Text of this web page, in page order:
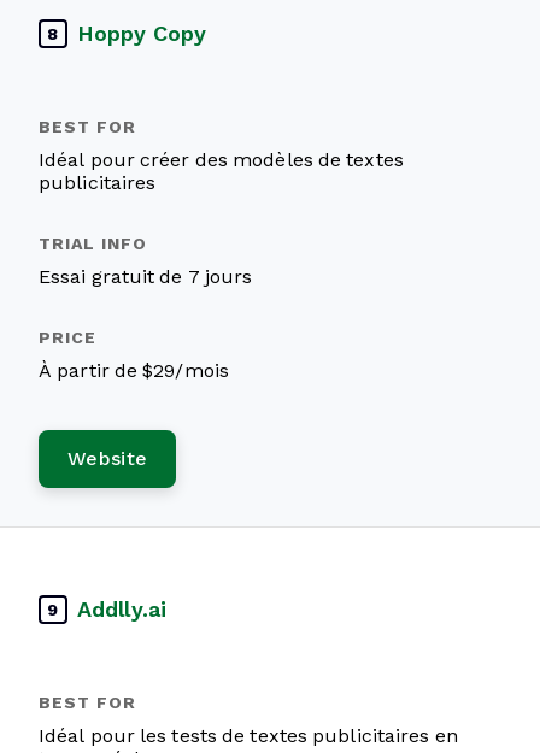
8 Hoppy Copy
Idéal pour créer des modèles de textes
publicitaires
Essai gratuit de 7 jours
À partir de $29/mois
Website
9 Addlly.ai
Idéal pour les tests de textes publicitaires en